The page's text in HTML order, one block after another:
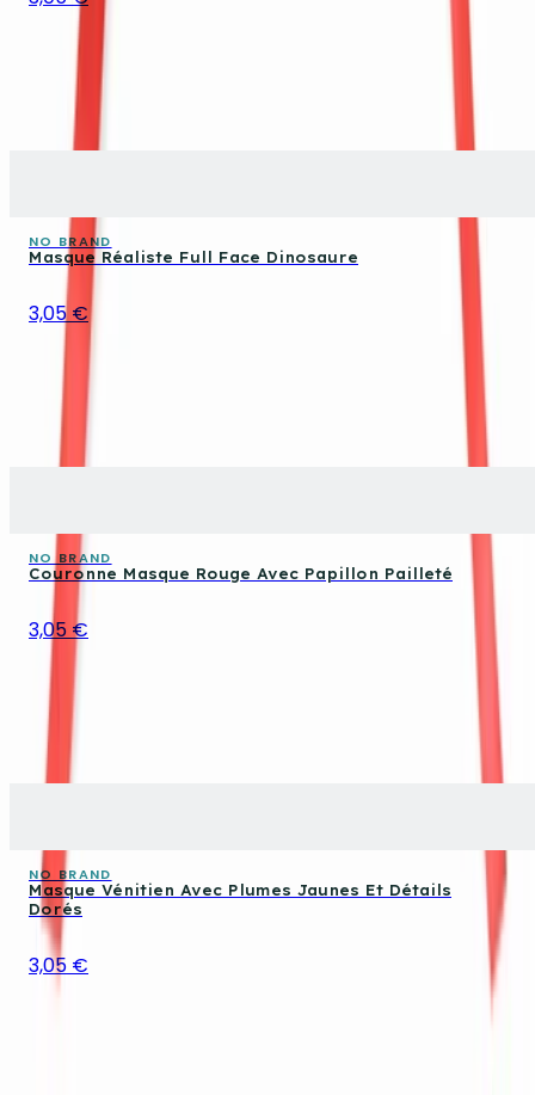
NO BRAND
Masque Réaliste Full Face Dinosaure
3,05 €
NO BRAND
Couronne Masque Rouge Avec Papillon Pailleté
3,05 €
NO BRAND
Masque Vénitien Avec Plumes Jaunes Et Détails
Dorés
3,05 €